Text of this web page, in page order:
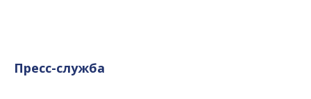
Пресс-служба